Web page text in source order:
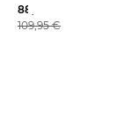
88,95 €
109,95 €